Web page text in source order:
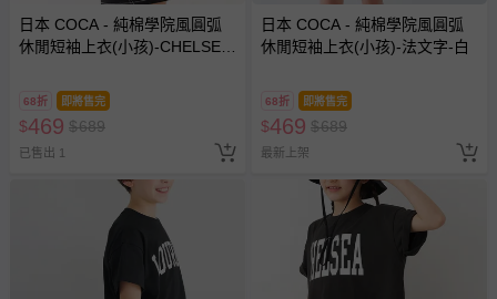
日本 COCA - 純棉學院風圓弧
休閒短袖上衣(小孩)-CHELSEA-
68折 即將售完
$469 $689
已售出 1
日本 COCA - 純棉學院風圓弧
休閒短袖上衣(小孩)-法文字-白
68折 即將售完
$469 $689
最新上架